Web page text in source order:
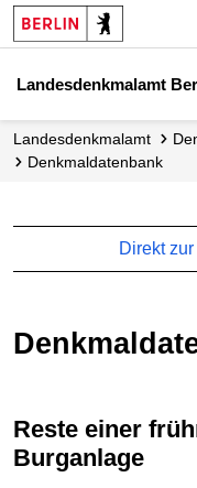
Landesdenkmalamt
Landesdenkmalamt
Denkmal­datenbank
Direkt
Reste einer
Burganlage